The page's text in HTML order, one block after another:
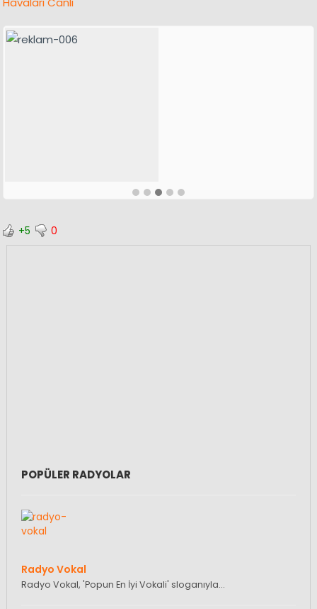
+5 0
POPÜLER RADYOLAR
Radyo Vokal
Radyo Vokal, 'Popun En İyi Vokali' sloganıyla…